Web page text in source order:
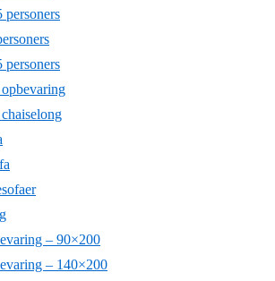
personers
personers
– 90×200
– 140×200